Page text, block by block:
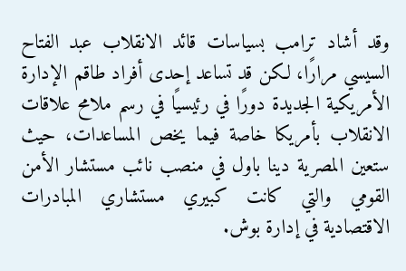
وقد أشاد ترامب بسياسات قائد الانقلاب عبد الفتاح
السيسي مرارًا، لكن قد تساعد إحدى أفراد طاقم الإدارة
الأمريكية الجديدة دورًا في رئيسيًا في رسم ملامح علاقات
الانقلاب بأمريكا خاصة فيما يخص المساعدات، حيث
ستعين المصرية دينا باول في منصب نائب مستشار الأمن
القومي والتي كانت كبيري مستشاري المبادرات
الاقتصادية في إدارة بوش.